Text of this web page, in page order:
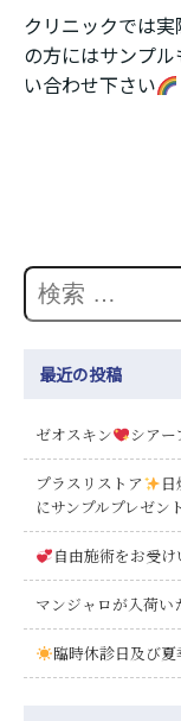
クリニックでは
の方にはサンプ
い合わせ下さい
最近の投稿
ゼオスキン シア
プラスリストア
にサンプルプレゼント
自由施術をお受
マンジャロが入荷い
臨時休診日及び